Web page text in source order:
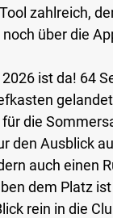
zahlreich,
über die
ist da! 64
die
den Ausblick
auch einen
dem Platz
rein in die